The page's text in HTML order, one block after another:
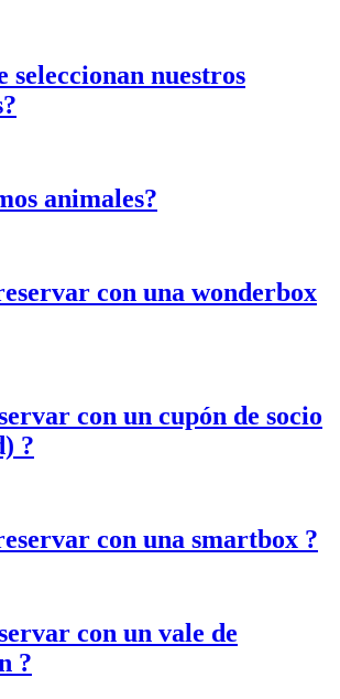
seleccionan nuestros
animales?
con una wonderbox
con un cupón de socio
?
con una smartbox ?
con un vale de
?